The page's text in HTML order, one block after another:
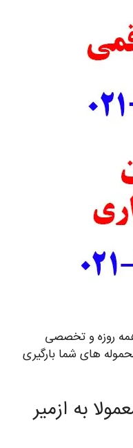
روزه و تخصصی
های شما بارگیری
به ازمیر